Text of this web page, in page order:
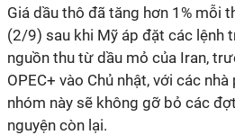
Giá dầu thô đã tăng hơn 1% mỗi
(2/9) sau khi Mỹ áp đặt các lệnh
nguồn thu từ dầu mỏ của Iran,
OPEC+ vào Chủ nhật, với các
nhóm này sẽ không gỡ bỏ các
nguyện còn lại.